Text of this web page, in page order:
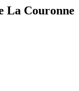
La Couronne